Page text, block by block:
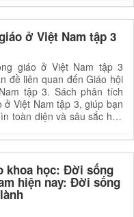
sách để đọc
ở Việt Nam tập 3
giáo ở Việt Nam tập 3
đề liên quan đến Giáo hội
tập 3. Sách phân tích
ở Việt Nam tập 3, giúp bạn
toàn diện và sâu sắc hơn
sách để đọc
khoa học: Đời sống
hiện nay: Đời sống